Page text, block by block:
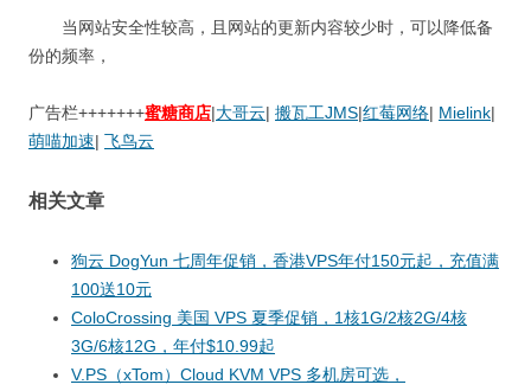
当网站安全性较高，且网站的更新内容较少时，可以降低备
份的频率，
广告栏+++++++蜜糖商店|大哥云| 搬瓦工JMS|红莓网络| Mielink|
萌喵加速| 飞鸟云
相关文章
狗云 DogYun 七周年促销，香港VPS年付150元起，充值满
100送10元
ColoCrossing 美国 VPS 夏季促销，1核1G/2核2G/4核
3G/6核12G，年付$10.99起
V.PS（xTom）Cloud KVM VPS 多机房可选，